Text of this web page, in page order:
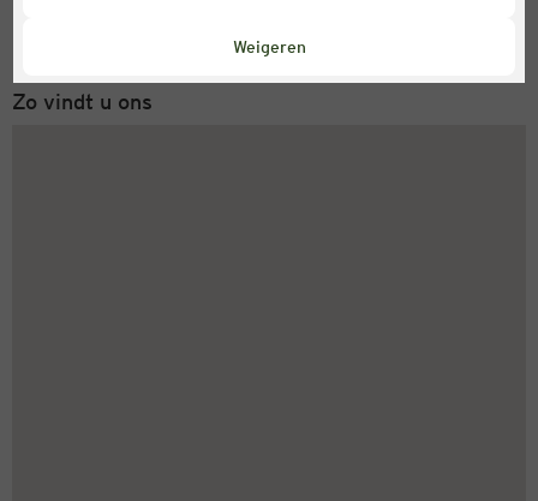
Weigeren
Maandag tot vrijdag 8-18 uur
Zo vindt u ons